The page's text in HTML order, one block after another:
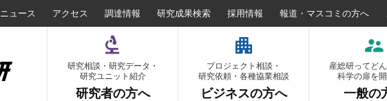
ニュース アクセス 調達情報 研究成果検索 採用情報 報道・マスコミの方へ
研究相談・研究データ・
研究ユニット紹介
研究者の方へ
プロジェクト相談・
研究依頼・各種協業相談
ビジネスの方へ
産総研ってど
科学の扉を
一般の